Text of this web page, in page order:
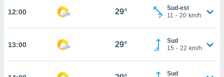
des
sur
et
12:00 29°
Sud-est
11 - 20 km/h
13:00 29°
Sud
15 - 22 km/h
Sud